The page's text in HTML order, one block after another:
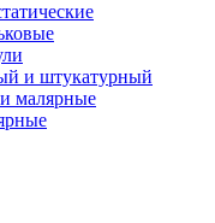
и штукатурный
малярные